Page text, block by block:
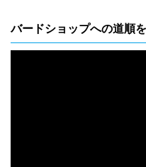
バードショップへの道順